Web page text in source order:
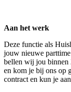
Aan het werk
Deze functie als
jouw nieuwe
bellen wij jou binnen
en kom je bij ons op
contract en kun je